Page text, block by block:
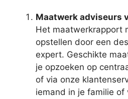
Maatwerk adviseurs
Het maatwerkrapport
opstellen door een
expert. Geschikte
je opzoeken op
of via onze
iemand in je familie of